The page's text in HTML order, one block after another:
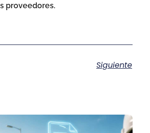
proveedores.
Siguiente